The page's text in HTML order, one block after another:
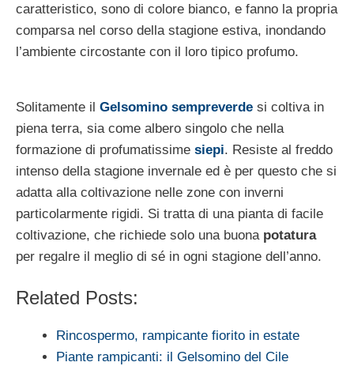
caratteristico, sono di colore bianco, e fanno la propria
comparsa nel corso della stagione estiva, inondando
l’ambiente circostante con il loro tipico profumo.
Solitamente il Gelsomino sempreverde si coltiva in
piena terra, sia come albero singolo che nella
formazione di profumatissime siepi. Resiste al freddo
intenso della stagione invernale ed è per questo che si
adatta alla coltivazione nelle zone con inverni
particolarmente rigidi. Si tratta di una pianta di facile
coltivazione, che richiede solo una buona potatura
per regalre il meglio di sé in ogni stagione dell’anno.
Related Posts:
Rincospermo, rampicante fiorito in estate
Piante rampicanti: il Gelsomino del Cile